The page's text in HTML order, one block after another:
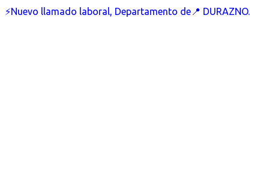
⚡Nuevo llamado laboral, Departamento de📍 DURAZNO.